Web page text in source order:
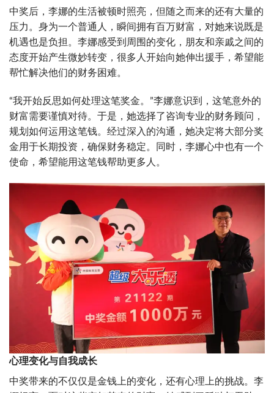
中奖后，李娜的生活被顿时照亮，但随之而来的还有大量的
压力。身为一个普通人，瞬间拥有百万财富，对她来说既是
机遇也是负担。李娜感受到周围的变化，朋友和亲戚之间的
态度开始产生微妙转变，很多人开始向她伸出援手，希望能
帮忙解决他们的财务困难。
“我开始反思如何处理这笔奖金。”李娜意识到，这笔意外的
财富需要谨慎对待。于是，她选择了咨询专业的财务顾问，
规划如何运用这笔钱。经过深入的沟通，她决定将大部分奖
金用于长期投资，确保财务稳定。同时，李娜心中也有一个
使命，希望能用这笔钱帮助更多人。
心理变化与自我成长
中奖带来的不仅仅是金钱上的变化，还有心理上的挑战。李